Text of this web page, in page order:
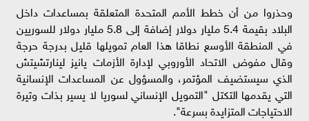
وحذروا من أن خطط الأمم المتحدة المتعلقة بمساعدات داخل
البلاد بقيمة 5.4 مليار دولار إضافة إلى 5.8 مليار دولار للسوريين
في المنطقة الأوسع نطاقا هذا العام تمويلها قليل بدرجة حرجة
وقال مفوض الاتحاد الأوروبي لإدارة الأزمات يانيز لينارتشيتش
الذي سيستضيف المؤتمر، والمسؤول عن المساعدات الإنسانية
التي يقدمها التكتل "التمويل الإنساني لسوريا لا يسير بذات وتيرة
الاحتياجات المتزايدة بسرعة".